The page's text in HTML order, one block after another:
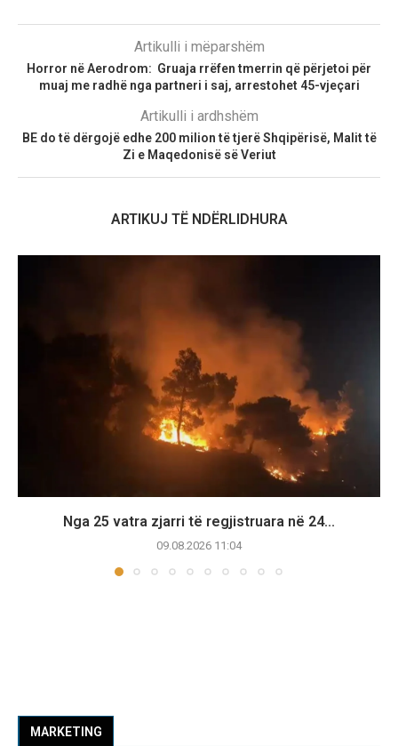
Artikulli i mëparshëm
Horror në Aerodrom: Gruaja rrëfen tmerrin që përjetoi për
muaj me radhë nga partneri i saj, arrestohet 45-vjeçari
Artikulli i ardhshëm
BE do të dërgojë edhe 200 milion të tjerë Shqipërisë, Malit të
Zi e Maqedonisë së Veriut
ARTIKUJ TË NDËRLIDHURA
Nga 25 vatra zjarri të regjistruara në 24...
09.08.2026 11:04
MARKETING